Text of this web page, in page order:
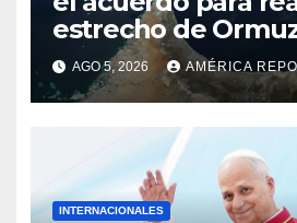
estrecho de
concretarse esta
AGO 5, 2026 AMÉRICA
INTERNACIONALES